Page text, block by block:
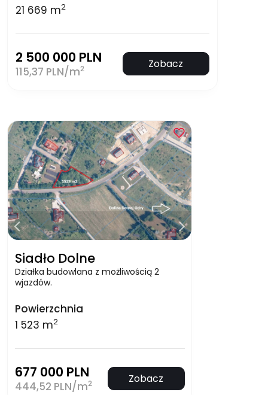
21 669 m2
2 500 000 PLN
115,37 PLN/m2 Zobacz
Siadło Dolne
Działka budowlana z możliwością 2
wjazdów.
Powierzchnia
1 523 m2
677 000 PLN
444,52 PLN/m2 Zobacz